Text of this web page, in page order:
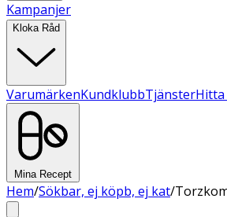
Kampanjer
Kloka Råd
VarumärkenKundklubbTjänster
Mina Recept
Hem/Sökbar, ej köpb, ej kat/